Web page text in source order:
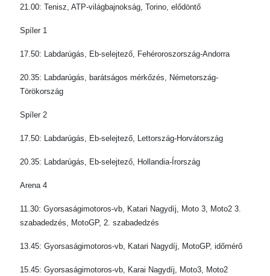
21.00: Tenisz, ATP-világbajnokság, Torino, elődöntő
Spíler 1
17.50: Labdarúgás, Eb-selejtező, Fehéroroszország-Andorra
20.35: Labdarúgás, barátságos mérkőzés, Németország-
Törökország
Spíler 2
17.50: Labdarúgás, Eb-selejtező, Lettország-Horvátország
20.35: Labdarúgás, Eb-selejtező, Hollandia-Írország
Arena 4
11.30: Gyorsaságimotoros-vb, Katari Nagydíj, Moto 3, Moto2 3.
szabadedzés, MotoGP, 2. szabadedzés
13.45: Gyorsaságimotoros-vb, Katari Nagydíj, MotoGP, időmérő
15.45: Gyorsaságimotoros-vb, Karai Nagydíj, Moto3, Moto2